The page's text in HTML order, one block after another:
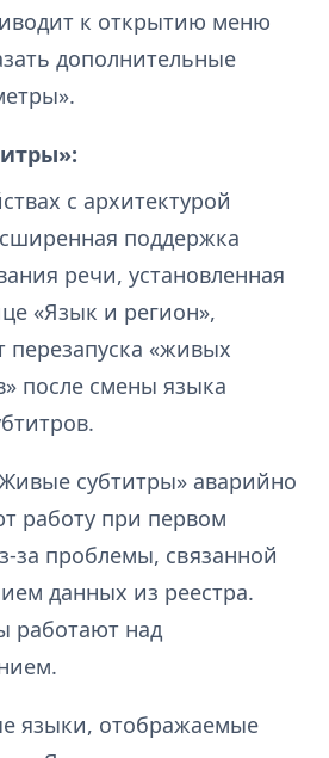
к открытию меню
дополнительные
с архитектурой
поддержка
речи, установленная
«Язык и регион»,
перезапуска «живых
после смены языка
субтитры» аварийно
работу при первом
за проблемы, связанной
данных из реестра.
работают над
языки, отображаемые